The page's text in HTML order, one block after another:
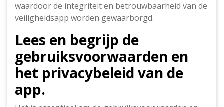
waardoor de integriteit en betrouwbaarheid van de
veiligheidsapp worden gewaarborgd.
Lees en begrijp de
gebruiksvoorwaarden en
het privacybeleid van de
app.